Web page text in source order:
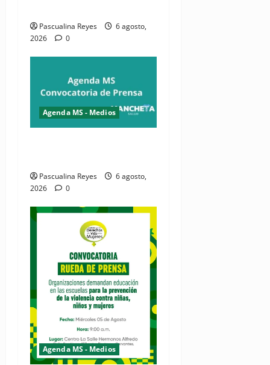
Pascualina Reyes
6 agosto,
2026
0
Agenda MS - Medios
Pascualina Reyes
6 agosto,
2026
0
Agenda MS - Medios